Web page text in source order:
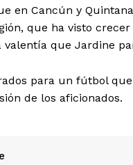
en Cancún y
que ha visto
valentía que Jardine
para un fútbol
de los aficionados.